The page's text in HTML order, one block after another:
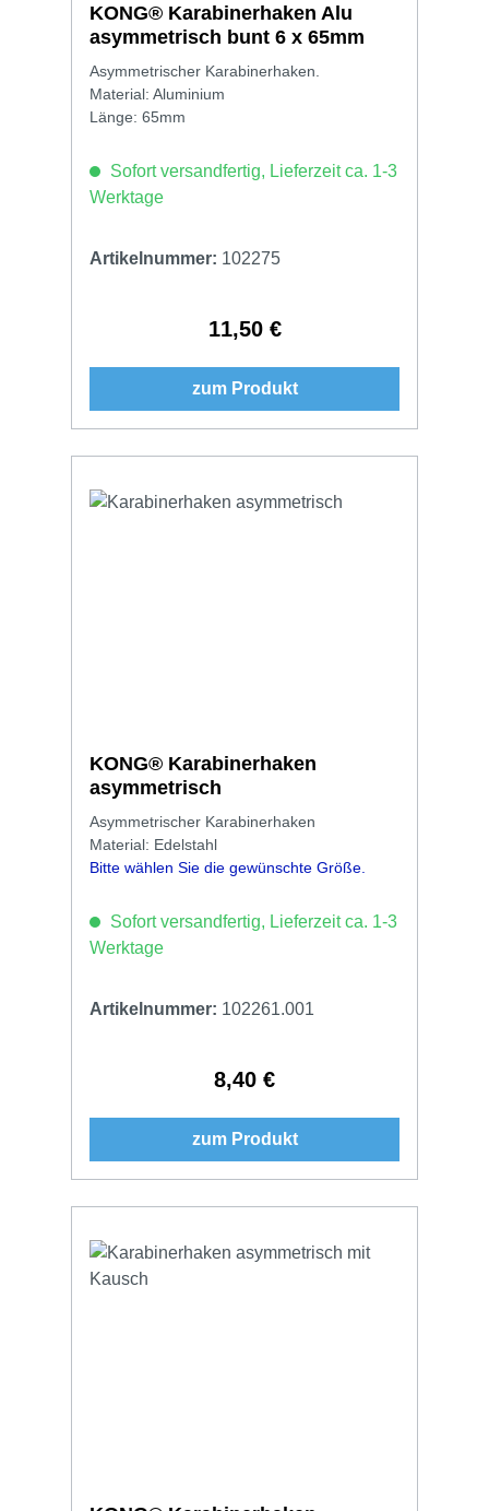
KONG® Karabinerhaken Alu
asymmetrisch bunt 6 x 65mm
Asymmetrischer Karabinerhaken.
Material: Aluminium
Länge: 65mm
Sofort versandfertig, Lieferzeit ca. 1-3
Werktage
Artikelnummer: 102275
Regulärer Preis:
11,50 €
zum Produkt
KONG® Karabinerhaken
asymmetrisch
Asymmetrischer Karabinerhaken
Material: Edelstahl
Bitte wählen Sie die gewünschte Größe.
Sofort versandfertig, Lieferzeit ca. 1-3
Werktage
Artikelnummer: 102261.001
Regulärer Preis:
8,40 €
zum Produkt